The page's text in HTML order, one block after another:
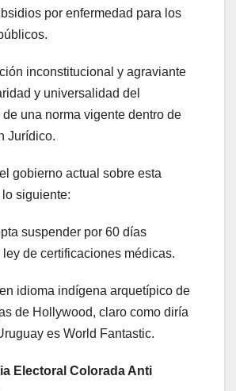
por enfermedad para los
inconstitucional y agraviante
y universalidad del
una norma vigente dentro de
Jurídico.
gobierno actual sobre esta
siguiente:
suspender por 60 días
de certificaciones médicas.
idioma indígena arquetípico de
de Hollywood, claro como diría
es World Fantastic.
Electoral Colorada Anti